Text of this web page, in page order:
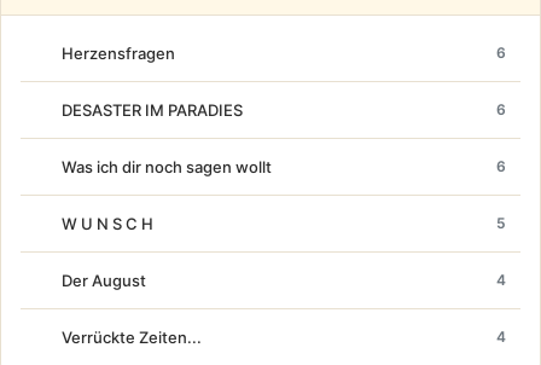
Herzensfragen 6
DESASTER IM PARADIES 6
Was ich dir noch sagen wollt 6
W U N S C H 5
Der August 4
Verrückte Zeiten... 4